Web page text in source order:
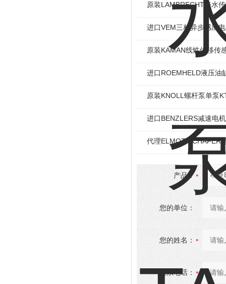
原装LAMBRECHT降水
进口VEM三相异步感应
原装KAMAN线性位移传
进口ROEMHELD液压油
原装KNOLL螺杆泵单泵
进口BENZLERS减速电
代理ELMOT-SCHAFER
产品：
您的单位：
您的姓名：
联系电话：